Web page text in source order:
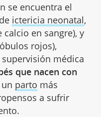
se encuentra el
ictericia neonatal,
en sangre), y
rojos),
médica
que nacen con
parto más
a sufrir